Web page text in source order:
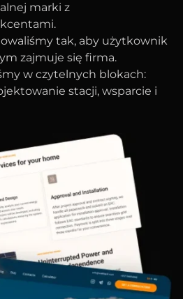
marki z
tak, aby użytkownik
zajmuje się firma.
w czytelnych blokach:
stacji, wsparcie i